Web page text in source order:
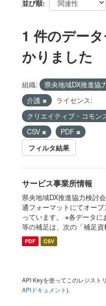
並び順
1 件のデー
かりました
組織: 県央地域DX推進協
介護
ライセンス:
クリエイティブ・コモン
CSV
PDF
フィルタ結果
サービス事業所情報
県央地域DX推進協力検討
通フォーマットにてオー
っています。 ※各データ
等の補足は、次の「補足資
PDF CSV
API Keyを使ってこのレジスト
APIドキュメント).